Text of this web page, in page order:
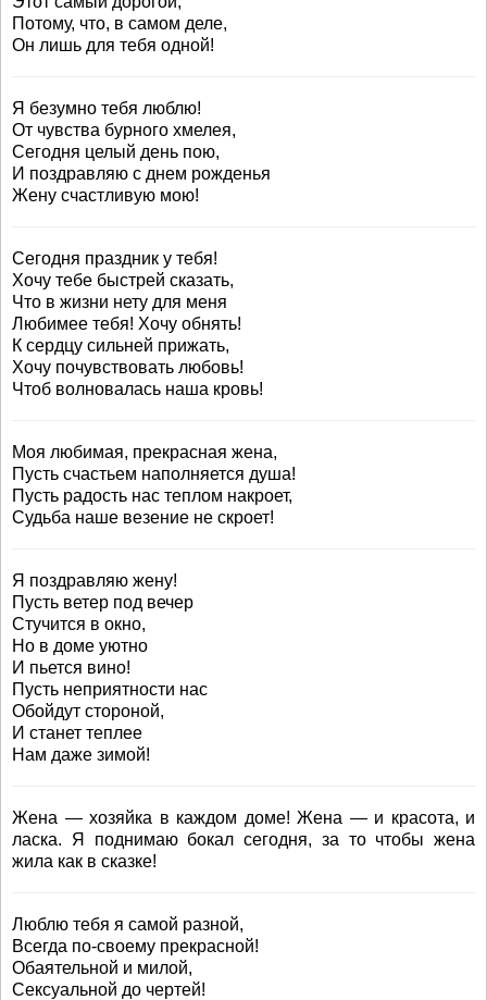
Потому, что, в самом деле,
Он лишь для тебя одной!
Я безумно тебя люблю!
От чувства бурного хмелея,
Сегодня целый день пою,
И поздравляю с днем рожденья
Жену счастливую мою!
Сегодня праздник у тебя!
Хочу тебе быстрей сказать,
Что в жизни нету для меня
Любимее тебя! Хочу обнять!
К сердцу сильней прижать,
Хочу почувствовать любовь!
Чтоб волновалась наша кровь!
Моя любимая, прекрасная жена,
Пусть счастьем наполняется душа!
Пусть радость нас теплом накроет,
Судьба наше везение не скроет!
Я поздравляю жену!
Пусть ветер под вечер
Стучится в окно,
Но в доме уютно
И пьется вино!
Пусть неприятности нас
Обойдут стороной,
И станет теплее
Нам даже зимой!
Жена — хозяйка в каждом доме! Жена — и красота, и
ласка. Я поднимаю бокал сегодня, за то чтобы жена
жила как в сказке!
Люблю тебя я самой разной,
Всегда по-своему прекрасной!
Обаятельной и милой,
Сексуальной до чертей!